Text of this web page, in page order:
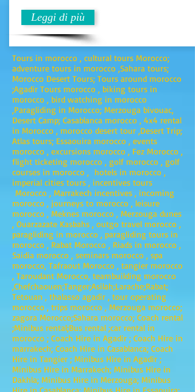
Leggi di più
Tours in morocco , cultural tours Morocco;
adventure tours in morocco ,Sahara tours;
Morocco Desert Tours; Tours around morocco
;Agadir Tours morocco , biking tours in
morocco , bird watching in morocco
,Paragliding in Morocco; Merzouga bivouac,
Desert Camp; Casablanca morocco , 4x4 rental
in Morocco , morocco desert tour ,Desert Trip;
Atlas tours; Essaouira morocco , events
morocco , excursions morocco , Fez Morocco ,
flight ticketing morocco , golf morocco , golf
courses in morocco , hotels in morocco ,
imperial cities tours , incentives tours
Morocco , Marrakech incentives , incoming
morocco , journeys to morocco , leisure
morocco , Meknes morocco , Merzouga dunes
, Ouarzazate Kasbahs , outgo travel morocco ,
paragliding in morocco , paragliding tours in
morocco , Rabat Morocco , Riads in morocco ,
Saidia morocco , seminars morocco , spa
morocco, Tafraout Morocco , tangier morocco
, Taroudant Morocco, teambuilding morocco
,Chefchaouen;Tanger;Asilah;Larache;Rabat;
Tetouan , thalasso agadir , tour operating
morocco , trips morocco , Merzouga morocco;
zagora Morocco;Sahara morocco; Coach rental
;Minibus rental;Bus rental ;car rental in
morocco ; Coach Hire in Agadir ; Coach Hire in
marrakech; Coach Hire in Casablanca; Coach
Hire in Tangier ; Minibus Hire in Agadir ;
Minibus Hire in Marrakech; Minibus Hire in
Dakhla; Minibus Hire in Merzouga; Minibus
Hire in Casablanca; Minibus Hire in Essaouira;